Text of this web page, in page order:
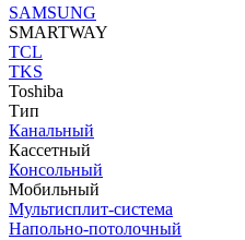
SAMSUNG
SMARTWAY
TCL
TKS
Toshiba
Тип
Канальный
Кассетный
Консольный
Мобильный
Мультисплит-система
Напольно-потолочный